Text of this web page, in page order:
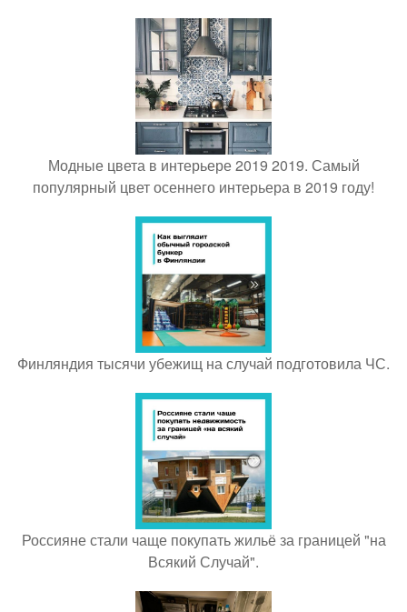
Модные цвета в интерьере 2019 2019. Самый
популярный цвет осеннего интерьера в 2019 году!
Финляндия тысячи убежищ на случай подготовила ЧС.
Россияне стали чаще покупать жильё за границей "на
Всякий Случай".